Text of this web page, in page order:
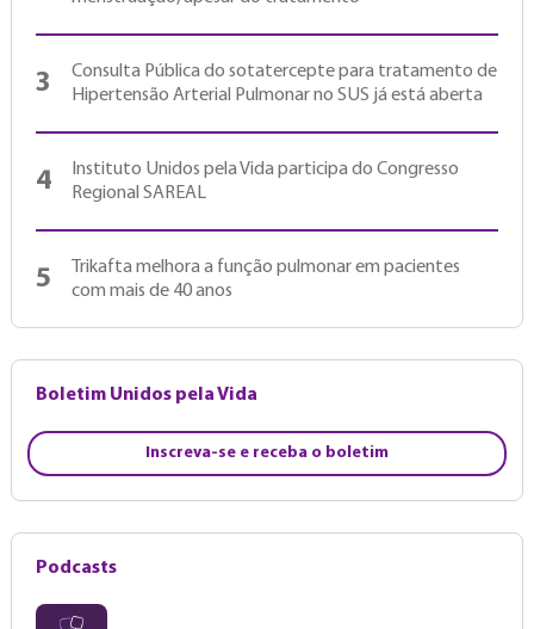
3
Consulta Pública do sotatercepte para tratamento de
Hipertensão Arterial Pulmonar no SUS já está aberta
4
Instituto Unidos pela Vida participa do Congresso
Regional SAREAL
5
Trikafta melhora a função pulmonar em pacientes
com mais de 40 anos
Boletim Unidos pela Vida
Inscreva-se e receba o boletim
Podcasts